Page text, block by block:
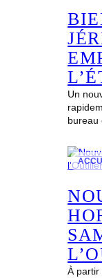
Un
bureau
À partir